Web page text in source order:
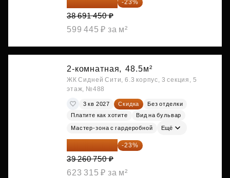
29 792 417 ₽ -23%
38 691 450 ₽
599 445 ₽ за м²
2-комнатная, 48.5м²
ЖК Сидней Сити, 6.3 корпус, 3 секция, 5
этаж, №488
3 кв 2027 Скидка
Без отделки
Платите как хотите
Вид на бульвар
Мастер-зона с гардеробной Ещё
30 230 778 ₽ -23%
39 260 750 ₽
623 315 ₽ за м²